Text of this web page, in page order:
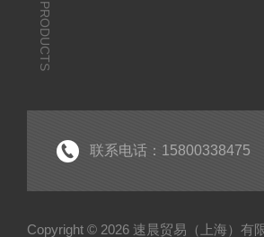
PRODUCTS
联系电话：15800338475
Copyright © 2026 速晨贸易（上海）有